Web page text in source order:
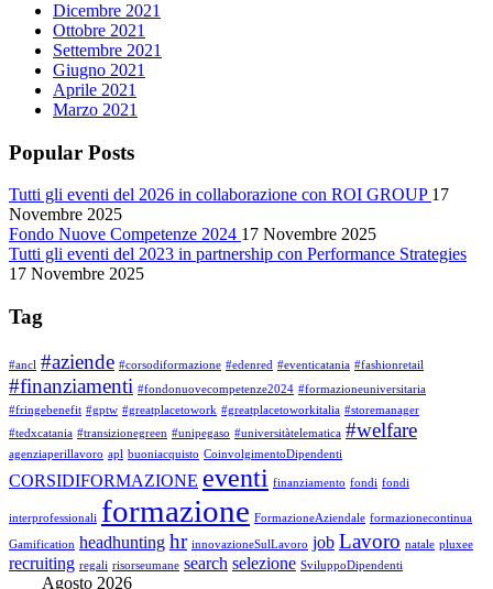
Dicembre 2021
Ottobre 2021
Settembre 2021
Giugno 2021
Aprile 2021
Marzo 2021
Popular Posts
Tutti gli eventi del 2026 in collaborazione con ROI GROUP 17
Novembre 2025
Fondo Nuove Competenze 2024 17 Novembre 2025
Tutti gli eventi del 2023 in partnership con Performance Strategies
17 Novembre 2025
Tag
#ancl #aziende #corsodiformazione #edenred #eventicatania #fashionretail
#finanziamenti #fondonuovecompetenze2024 #formazioneuniversitaria
#fringebenefit #gptw #greatplacetowork #greatplacetoworkitalia #storemanager
#tedxcatania #transizionegreen #unipegaso #universitàtelematica #welfare
agenziaperillavoro apl buoniacquisto CoinvolgimentoDipendenti
CORSIDIFORMAZIONE eventi finanziamento fondi fondi
interprofessionali formazione FormazioneAziendale formazionecontinua
Gamification headhunting hr innovazioneSulLavoro job Lavoro natale pluxee
recruiting regali risorseumane search selezione SviluppoDipendenti
Agosto 2026